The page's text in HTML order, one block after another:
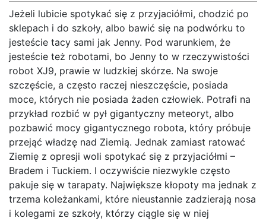
Jeżeli lubicie spotykać się z przyjaciółmi, chodzić po
sklepach i do szkoły, albo bawić się na podwórku to
jesteście tacy sami jak Jenny. Pod warunkiem, że
jesteście też robotami, bo Jenny to w rzeczywistości
robot XJ9, prawie w ludzkiej skórze. Na swoje
szczęście, a często raczej nieszczęście, posiada
moce, których nie posiada żaden człowiek. Potrafi na
przykład rozbić w pył gigantyczny meteoryt, albo
pozbawić mocy gigantycznego robota, który próbuje
przejąć władzę nad Ziemią. Jednak zamiast ratować
Ziemię z opresji woli spotykać się z przyjaciółmi –
Bradem i Tuckiem. I oczywiście niezwykle często
pakuje się w tarapaty. Największe kłopoty ma jednak z
trzema koleżankami, które nieustannie zadzierają nosa
i kolegami ze szkoły, którzy ciągle się w niej